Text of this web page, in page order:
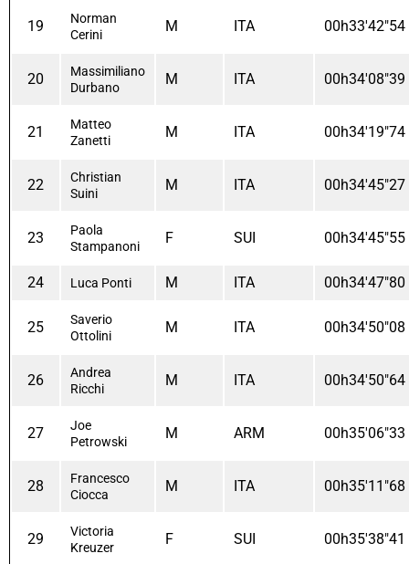
19
Norman
Cerini
M ITA 00h33'42"54
20
Massimiliano
Durbano
M ITA 00h34'08"39
21
Matteo
Zanetti
M ITA 00h34'19"74
22
Christian
Suini
M ITA 00h34'45"27
23
Paola
Stampanoni
F SUI 00h34'45"55
24 Luca Ponti M ITA 00h34'47"80
25
Saverio
Ottolini
M ITA 00h34'50"08
26
Andrea
Ricchi
M ITA 00h34'50"64
27
Joe
Petrowski
M ARM 00h35'06"33
28
Francesco
Ciocca
M ITA 00h35'11"68
29
Victoria
Kreuzer
F SUI 00h35'38"41